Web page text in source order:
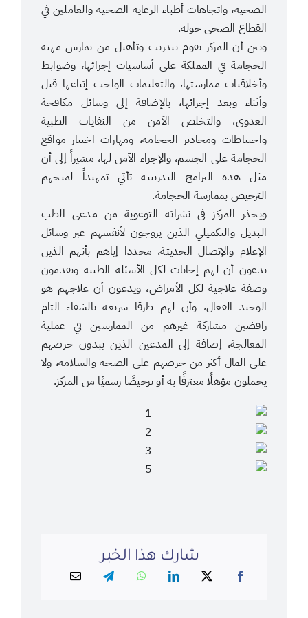
الصحية، واتجاهات أطباء الرعاية الصحية والعاملين في
القطاع الصحي حوله.
وبين أن المركز يقوم بتدريب وتأهيل من يمارس مهنة
الحجامة في المملكة على أساسيات إجرائها، وضوابط
وأخلاقيات ممارستها، والتعليمات الواجب إتباعها قبل
وأثناء وبعد إجرائها، بالإضافة إلى وسائل مكافحة
العدوى، والتخلص الآمن من النفايات الطبية
واحتياطات ومحاذير الحجامة، ومهارات اختيار مواقع
الحجامة على الجسم، والإجراء الآمن لها، مشيراً إلى أن
مثل هذه البرامج التدريبية تأتي تمهيداً لمنحهم
الترخيص بممارسة الحجامة.
ويحذر المركز في نشراته التوعوية من مدعي الطب
البديل والتكميلي الذين يروجون لأنفسهم عبر وسائل
الإعلام والإتصال الحديثة، محددا إياهم بأنهم الذين
يدعون أن لهم إجابات لكل الأسئلة الطبية ويقدمون
وصفة علاجية لكل الأمراض، ويدعون أن علاجهم هو
الوحيد الفعال، وأن لهم طرقا سريعة بالشفاء التام
رافضين مشاركة غيرهم من الممارسين في عملية
المعالجة، إضافة إلى المدعين الذين يبدون حرصهم
على المال أكثر من حرصهم على الصحة والسلامة، ولا
يحملون مؤهلًا معترفًا به أو ترخيصًا رسميًا من المركز.
شارك هذا الخبر